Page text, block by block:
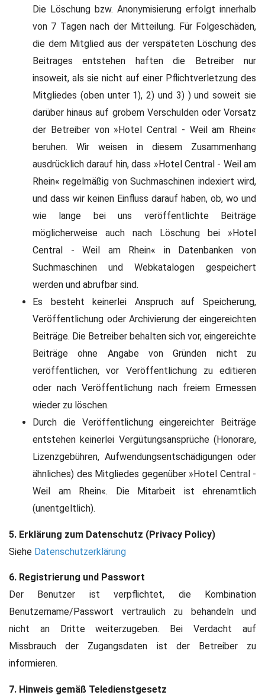
Die Löschung bzw. Anonymisierung erfolgt innerhalb
von 7 Tagen nach der Mitteilung. Für Folgeschäden,
die dem Mitglied aus der verspäteten Löschung des
Beitrages entstehen haften die Betreiber nur
insoweit, als sie nicht auf einer Pflichtverletzung des
Mitgliedes (oben unter 1), 2) und 3) ) und soweit sie
darüber hinaus auf grobem Verschulden oder Vorsatz
der Betreiber von »Hotel Central - Weil am Rhein«
beruhen. Wir weisen in diesem Zusammenhang
ausdrücklich darauf hin, dass »Hotel Central - Weil am
Rhein« regelmäßig von Suchmaschinen indexiert wird,
und dass wir keinen Einfluss darauf haben, ob, wo und
wie lange bei uns veröffentlichte Beiträge
möglicherweise auch nach Löschung bei »Hotel
Central - Weil am Rhein« in Datenbanken von
Suchmaschinen und Webkatalogen gespeichert
werden und abrufbar sind.
Es besteht keinerlei Anspruch auf Speicherung,
Veröffentlichung oder Archivierung der eingereichten
Beiträge. Die Betreiber behalten sich vor, eingereichte
Beiträge ohne Angabe von Gründen nicht zu
veröffentlichen, vor Veröffentlichung zu editieren
oder nach Veröffentlichung nach freiem Ermessen
wieder zu löschen.
Durch die Veröffentlichung eingereichter Beiträge
entstehen keinerlei Vergütungsansprüche (Honorare,
Lizenzgebühren, Aufwendungsentschädigungen oder
ähnliches) des Mitgliedes gegenüber »Hotel Central -
Weil am Rhein«. Die Mitarbeit ist ehrenamtlich
(unentgeltlich).
5. Erklärung zum Datenschutz (Privacy Policy)
Siehe Datenschutzerklärung
6. Registrierung und Passwort
Der Benutzer ist verpflichtet, die Kombination
Benutzername/Passwort vertraulich zu behandeln und
nicht an Dritte weiterzugeben. Bei Verdacht auf
Missbrauch der Zugangsdaten ist der Betreiber zu
informieren.
7. Hinweis gemäß Teledienstgesetz